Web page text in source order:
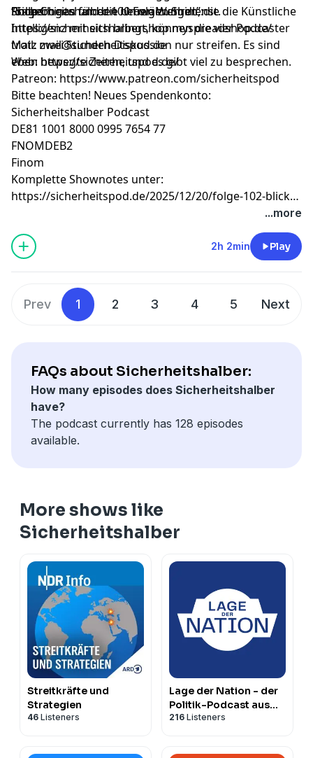
Rolle Chinas und die Umwälzungen, die die Künstliche
Intelligenz mit sich bringt, können die vier Podcaster
trotz zwei Stunden Diskussion nur streifen. Es sind
eben bewegte Zeiten, und es gibt viel zu besprechen.
Fragebogen für den neuen Wehrdienst.
“Sicherheitshalber 100 Folgen Shirt”:
Shop:
https://sicherheitshalbershop.myspreadshop.de/
Mail: mail@sicherheitspod.de
Web: https://sicherheitspod.de/
Patreon: https://www.patreon.com/sicherheitspod
Bitte beachten! Neues Spendenkonto:
Sicherheitshalber Podcast
DE81 1001 8000 0995 7654 77
FNOMDEB2
Finom
Komplette Shownotes unter:
https://sicherheitspod.de/2025/12/20/folge-102-blick-
...more
2h 2min Play
Prev 1 2 3 4 5 Next
FAQs about Sicherheitshalber:
How many episodes does Sicherheitshalber
have?
The podcast currently has 128 episodes
available.
More shows like
Sicherheitshalber
Streitkräfte und
Strategien
46 Listeners
Lage der Nation - der
Politik-Podcast aus
Berlin
216 Listeners